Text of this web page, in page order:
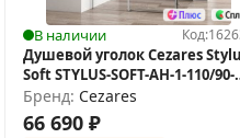
В наличии Код:
Душевой уголок Cezares
Soft STYLUS-SOFT-AH-1-110/90-
Cr 110x90
Бренд: Cezares
66 690 ₽